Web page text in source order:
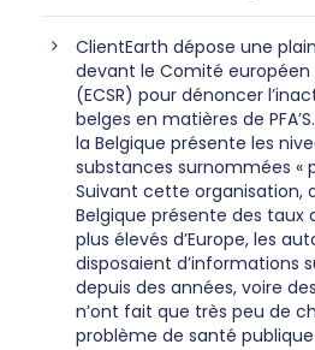
ClientEarth dépose une
devant le Comité européen
(ECSR) pour dénoncer
belges en matières de
la Belgique présente les
substances surnommées «
Suivant cette organisation,
Belgique présente des taux
plus élevés d’Europe, les
disposaient d’informations
depuis des années, voire
n’ont fait que très peu de
problème de santé publique